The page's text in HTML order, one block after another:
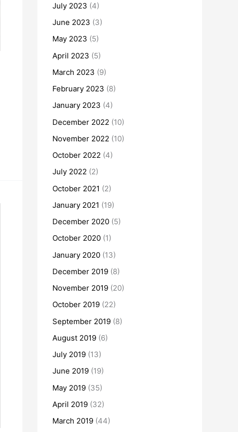
July 2023 (4)
June 2023 (3)
May 2023 (5)
April 2023 (5)
March 2023 (9)
February 2023 (8)
January 2023 (4)
December 2022 (10)
November 2022 (10)
October 2022 (4)
July 2022 (2)
October 2021 (2)
January 2021 (19)
December 2020 (5)
October 2020 (1)
January 2020 (13)
December 2019 (8)
November 2019 (20)
October 2019 (22)
September 2019 (8)
August 2019 (6)
July 2019 (13)
June 2019 (19)
May 2019 (35)
April 2019 (32)
March 2019 (44)